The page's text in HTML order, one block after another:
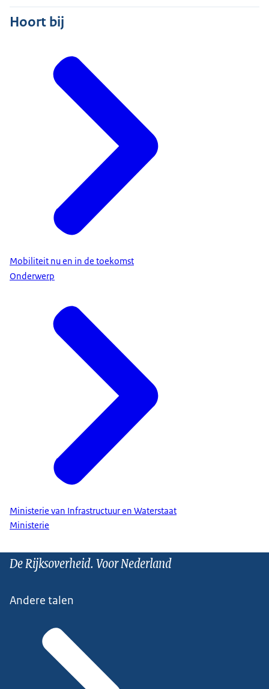
Hoort bij
Mobiliteit nu en in de toekomst
Onderwerp
Ministerie van Infrastructuur en Waterstaat
Ministerie
De Rijksoverheid. Voor Nederland
Andere talen